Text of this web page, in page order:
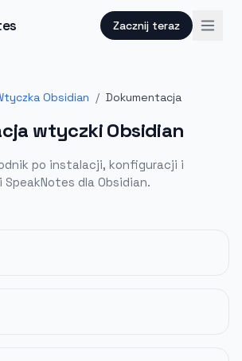
Zacznij teraz
Obsidian / Dokumentacja
wtyczki Obsidian
po instalacji, konfiguracji i
dla Obsidian.